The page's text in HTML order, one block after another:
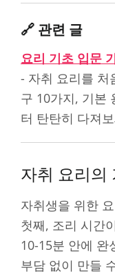
🔗 관련 글
요리 기초 입문
- 자취 요리를 처
구 10가지, 기본
터 탄탄히 다져
자취 요리의
자취생을 위한
첫째, 조리 시간
10-15분 안에 완
부담 없이 만들